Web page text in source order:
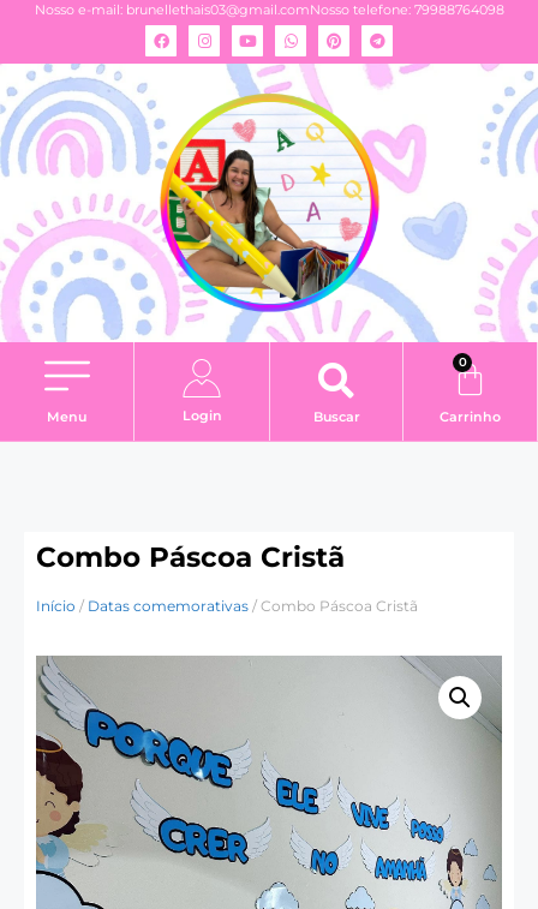
Nosso e-mail: brunellethais03@gmail.comNosso telefone: 79988764098
Menu Login Buscar
0
Carrinho
Combo Páscoa Cristã
Início / Datas comemorativas / Combo Páscoa Cristã